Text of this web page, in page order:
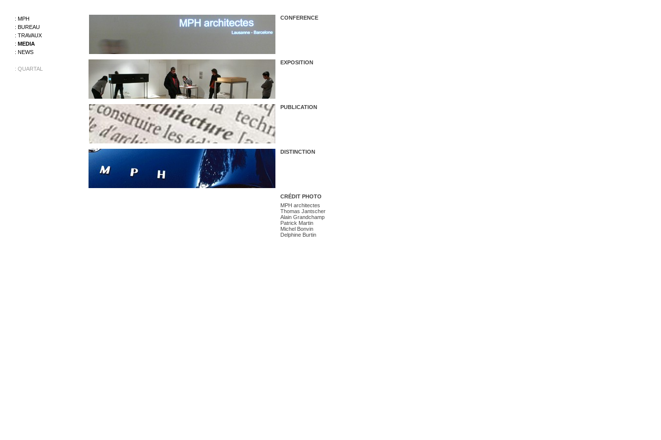
: MPH
: BUREAU
: TRAVAUX
: MEDIA
: NEWS
: QUARTAL
CONFERENCE
EXPOSITION
PUBLICATION
DISTINCTION
CRÉDIT PHOTO
MPH architectes
Thomas Jantscher
Alain Grandchamp
Patrick Martin
Michel Bonvin
Delphine Burtin